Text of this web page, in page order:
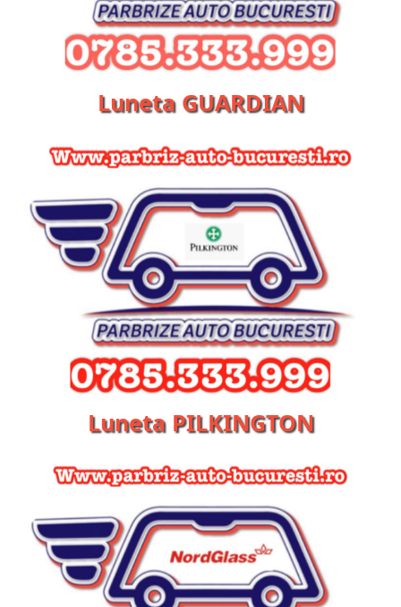
Luneta GUARDIAN
Luneta PILKINGTON